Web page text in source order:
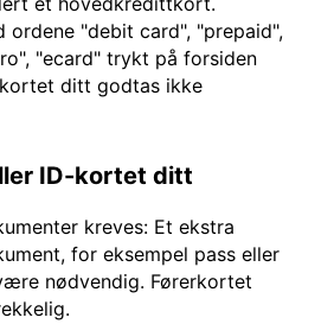
ordene "debit card", "prepaid",
"ecard" trykt på forsiden
ditt godtas ikke
ID-kortet ditt
kreves: Et ekstra
for eksempel pass eller
nødvendig. Førerkortet